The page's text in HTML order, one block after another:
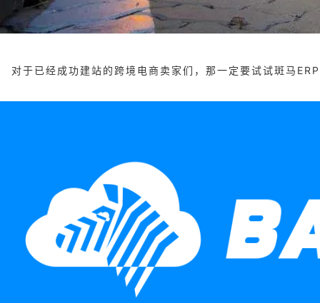
对于已经成功建站的跨境电商卖家们，那一定要试试斑马